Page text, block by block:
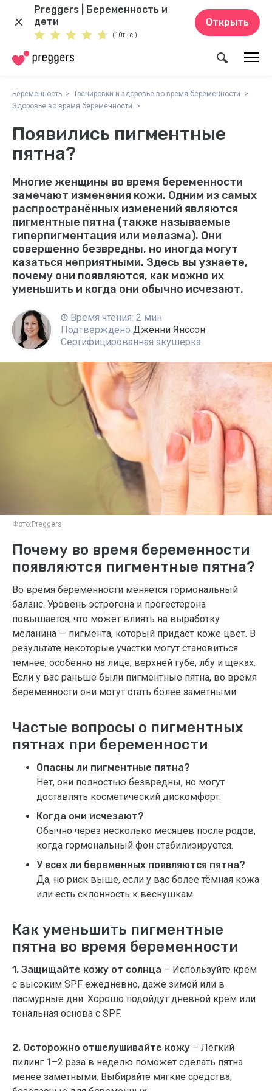
Preggers | Беременность и
дети
(10тыс.)
Открыть
Беременность
Тренировки и здоровье во время беременности
Здоровье во время беременности
Появились пигментные
пятна?
Многие женщины во время беременности
замечают изменения кожи. Одним из самых
распространённых изменений являются
пигментные пятна (также называемые
гиперпигментация или мелазма). Они
совершенно безвредны, но иногда могут
казаться неприятными. Здесь вы узнаете,
почему они появляются, как можно их
уменьшить и когда они обычно исчезают.
Время чтения: 2 мин
Подтверждено Дженни Янссон
Сертифицированная акушерка
Фото: Preggers
Почему во время беременности
появляются пигментные пятна?
Во время беременности меняется гормональный
баланс. Уровень эстрогена и прогестерона
повышается, что может влиять на выработку
меланина — пигмента, который придаёт коже цвет. В
результате некоторые участки могут становиться
темнее, особенно на лице, верхней губе, лбу и щеках.
Если у вас раньше были пигментные пятна, во время
беременности они могут стать более заметными.
Частые вопросы о пигментных
пятнах при беременности
Опасны ли пигментные пятна?
Нет, они полностью безвредны, но могут
доставлять косметический дискомфорт.
Когда они исчезают?
Обычно через несколько месяцев после родов,
когда гормональный фон стабилизируется.
У всех ли беременных появляются пятна?
Да, но риск выше, если у вас более тёмная кожа
или есть склонность к веснушкам.
Как уменьшить пигментные
пятна во время беременности
1. Защищайте кожу от солнца – Используйте крем
с высоким SPF ежедневно, даже зимой или в
пасмурные дни. Хорошо подойдут дневной крем или
тональная основа с SPF.
2. Осторожно отшелушивайте кожу – Лёгкий
пилинг 1–2 раза в неделю поможет сделать пятна
менее заметными. Выбирайте мягкие средства,